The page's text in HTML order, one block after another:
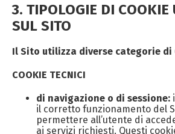
3. TIPOLOGIE DI COOKIE
SUL SITO
Il Sito utilizza diverse categorie di
COOKIE TECNICI
di navigazione o di sessione:
il corretto funzionamento del
permettere all’utente di
ai servizi richiesti. Questi